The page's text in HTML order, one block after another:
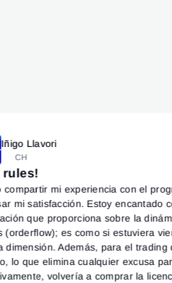
Iñigo Llavori
CH
rules!
compartir mi experiencia con el
mi satisfacción. Estoy encantado
que proporciona sobre la
(orderflow); es como si estuviera
dimensión. Además, para el trading
lo que elimina cualquier excusa
volvería a comprar la